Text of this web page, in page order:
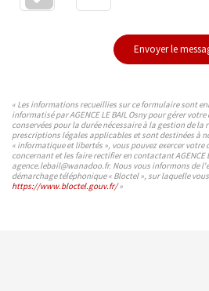
Envoyer le
« Les informations recueillies sur ce formulaire sont
informatisé par AGENCE LE BAIL Osny pour gérer
conservées pour la durée nécessaire à la gestion de
prescriptions légales applicables et sont destinées à
« informatique et libertés », vous pouvez exercer votre
concernant et les faire rectifier en contactant AGENCE
agence.lebail@wanadoo.fr. Nous vous informons de
démarchage téléphonique « Bloctel », sur laquelle
https://www.bloctel.gouv.fr/»